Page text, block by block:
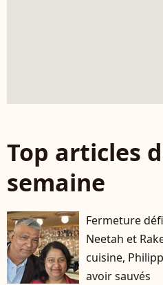
Top articles
semaine
Fermeture
Neetah et
cuisine,
avoir sauvés